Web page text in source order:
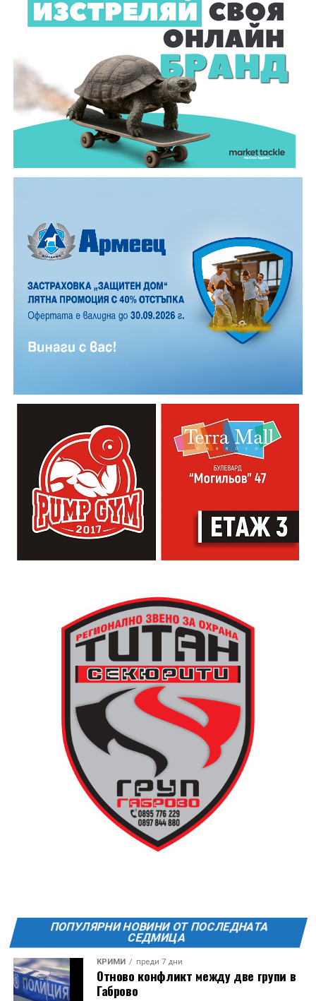
бъде начислена нова сума. При проверка показвате
същото устройство, с което сте валидирали.
Пътуването е по-лесно, по-бързо и по-удобно за
От 6 август хартиеният билет за обществения
транспорт в Габрово става електронен, с което ерата
на хартиените билети в приключва.
Новата
валидират превозни документи по модерен и
ПОПУЛЯРНИ НОВИНИ ОТ ПОСЛЕДНАТА
СЕДМИЦА
КРИМИ преди 7 дни
Отново конфликт между две групи в
Габрово